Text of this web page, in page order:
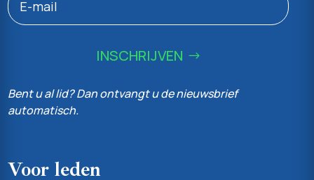
INSCHRIJVEN
Bent u al lid? Dan ontvangt u de nieuwsbrief
automatisch.
Voor leden